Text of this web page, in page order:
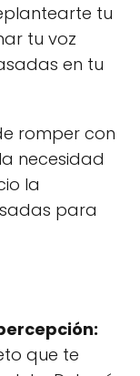
tu
tu voz
en tu
romper con
necesidad
la
para
que te